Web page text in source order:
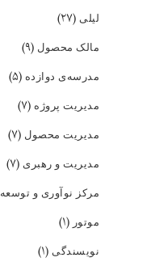
لیلی (۲۷)
مالک محصول (۹)
مدرسه‌ی دوازده (۵)
مدیریت پروژه (۷)
مدیریت محصول (۷)
مدیریت و رهبری (۷)
مرکز نوآوری و توسعه
موتور (۱)
نویسندگی (۱)